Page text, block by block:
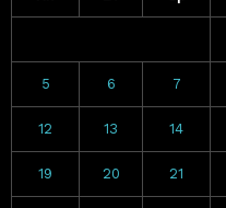
5 6 7
12 13 14
19 20 21